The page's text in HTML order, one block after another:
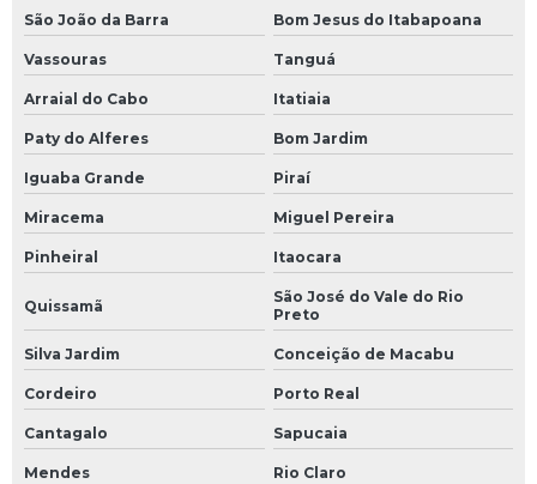
São João da Barra Bom Jesus do Itabapoana
Vassouras Tanguá
Arraial do Cabo Itatiaia
Paty do Alferes Bom Jardim
Iguaba Grande Piraí
Miracema Miguel Pereira
Pinheiral Itaocara
Quissamã
São José do Vale do Rio
Preto
Silva Jardim Conceição de Macabu
Cordeiro Porto Real
Cantagalo Sapucaia
Mendes Rio Claro